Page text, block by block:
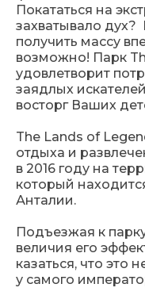
Покататься на
захватывало дух?
получить массу
возможно! Парк
удовлетворит
заядлых
восторг Ваших
The Lands of
отдыха и
в 2016 году на
который
Анталии.
Подъезжая к
величия его
казаться, что это
у самого